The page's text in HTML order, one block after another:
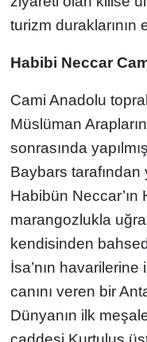
turizm duraklarının
Habibi Neccar
Cami Anadolu
Müslüman
sonrasında
Baybars tarafından
Habibün Neccar’ın
marangozlukla
kendisinden
İsa’nın
canını veren bir
Dünyanın ilk